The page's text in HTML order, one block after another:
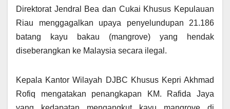
Direktorat Jendral Bea dan Cukai Khusus Kepulauan
Riau menggagalkan upaya penyelundupan 21.186
batang kayu bakau (mangrove) yang hendak
diseberangkan ke Malaysia secara ilegal.
Kepala Kantor Wilayah DJBC Khusus Kepri Akhmad
Rofiq mengatakan penangkapan KM. Rafida Jaya